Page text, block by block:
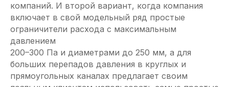
компаний. И второй вариант, когда компания
включает в свой модельный ряд простые
ограничители расхода с максимальным
давлением
200–300 Па и диаметрами до 250 мм, а для
больших перепадов давления в круглых и
прямоугольных каналах предлагает своим